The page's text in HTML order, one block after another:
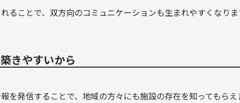
ることで、双方向のコミュニケーションも生まれやすくなりま
きやすいから
を発信することで、地域の方々にも施設の存在を知ってもらえ